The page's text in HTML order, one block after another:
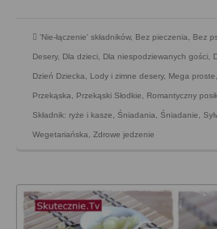
'Nie-łączenie' składników, Bez pieczenia Bez
Desery, Dla dzieci Dla niespodziewanych gości
Dzień Dziecka Lody i zimne desery, Mega proste
Przekąska Przekąski Słodkie Romantyczny
Składnik: ryże i kasze Śniadania Śniadanie
Wegetariańska Zdrowe jedzenie